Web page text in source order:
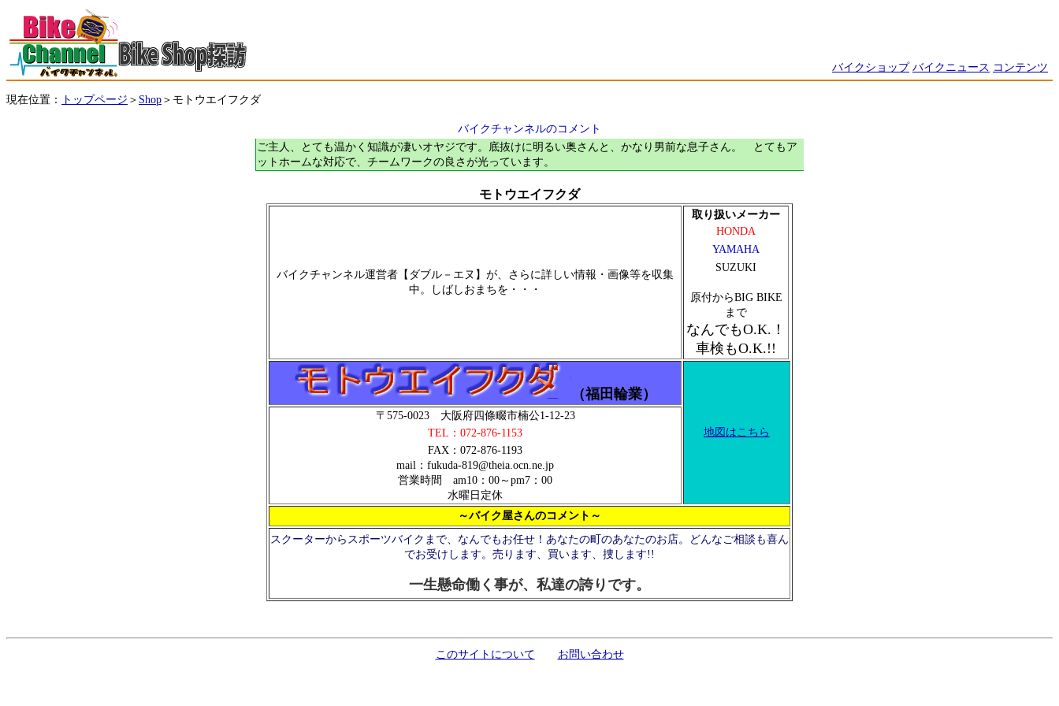
バイクショップ バイクニュース コンテンツ
現在位置： トップページ ＞ Shop ＞モトウエイフクダ
バイクチャンネルのコメント
ご主人、とても温かく知識が凄いオヤジです。底抜けに明るい奥さんと、かなり男前な息子さん。 とてもア
ットホームな対応で、チームワークの良さが光っています。
モトウエイフクダ
バイクチャンネル運営者【ダブル－エヌ】が、さらに詳しい情報・画像等を収集
中。しばしおまちを・・・
取り扱いメーカー
HONDA
YAMAHA
SUZUKI
原付からBIG BIKE
まで
なんでもO.K.！
車検もO.K.!!
（福田輪業）
地図はこちら
〒575-0023 大阪府四條畷市楠公1-12-23
TEL：072-876-1153
FAX：072-876-1193
mail：fukuda-819@theia.ocn.ne.jp
営業時間 am10：00～pm7：00
水曜日定休
～バイク屋さんのコメント～
スクーターからスポーツバイクまで、なんでもお任せ！あなたの町のあなたのお店。どんなご相談も喜ん
でお受けします。売ります、買います、捜します!!
一生懸命働く事が、私達の誇りです。
このサイトについて お問い合わせ